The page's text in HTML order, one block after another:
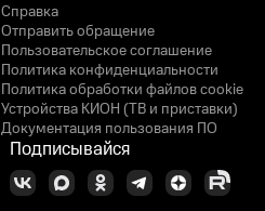
Справка
Отправить обращение
Пользовательское соглашение
Политика конфиденциальности
Политика обработки файлов cookie
Устройства КИОН (ТВ и приставки)
Документация пользования ПО
Подписывайся